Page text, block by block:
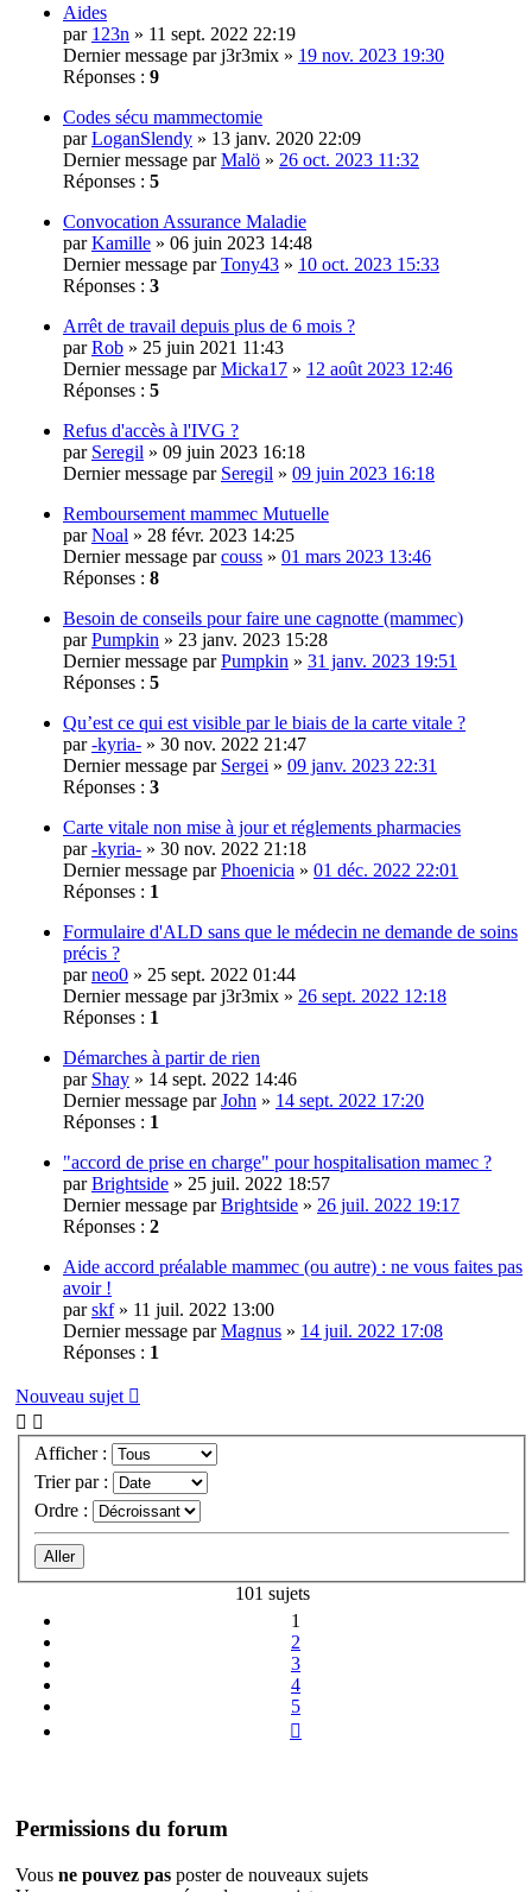
Aides
par 123n » 11 sept. 2022 22:19
Dernier message parj3r3mix » 19 nov. 2023 19:30
Réponses : 9
Codes sécu mammectomie
parLoganSlendy » 13 janv. 2020 22:09
Dernier message parMalö » 26 oct. 2023 11:32
Réponses : 5
Convocation Assurance Maladie
parKamille » 06 juin 2023 14:48
Dernier message parTony43 » 10 oct. 2023 15:33
Réponses : 3
Arrêt de travail depuis plus de 6 mois ?
parRob » 25 juin 2021 11:43
Dernier message parMicka17 » 12 août 2023 12:46
Réponses : 5
Refus d'accès à l'IVG ?
par Seregil » 09 juin 2023 16:18
Dernier message par Seregil » 09 juin 2023 16:18
Remboursement mammec Mutuelle
parNoal » 28 févr. 2023 14:25
Dernier message parcouss » 01 mars 2023 13:46
Réponses : 8
Besoin de conseils pour faire une cagnotte (mammec)
parPumpkin » 23 janv. 2023 15:28
Dernier message parPumpkin » 31 janv. 2023 19:51
Réponses : 5
Qu’est ce qui est visible par le biais de la carte vitale ?
par-kyria- » 30 nov. 2022 21:47
Dernier message par Sergei » 09 janv. 2023 22:31
Réponses : 3
Carte vitale non mise à jour et réglements pharmacies
par-kyria- » 30 nov. 2022 21:18
Dernier message parPhoenicia » 01 déc. 2022 22:01
Réponses : 1
Formulaire d'ALD sans que le médecin ne demande de soins
précis ?
parneo0 » 25 sept. 2022 01:44
Dernier message parj3r3mix » 26 sept. 2022 12:18
Réponses : 1
Démarches à partir de rien
par Shay » 14 sept. 2022 14:46
Dernier message parJohn » 14 sept. 2022 17:20
Réponses : 1
"accord de prise en charge" pour hospitalisation mamec ?
parBrightside » 25 juil. 2022 18:57
Dernier message parBrightside » 26 juil. 2022 19:17
Réponses : 2
Aide accord préalable mammec (ou autre) : ne vous faites pas
avoir !
parskf» 11 juil. 2022 13:00
Dernier message parMagnus » 14 juil. 2022 17:08
Réponses : 1
Nouveau sujet
Afficher :
Trier par :
Ordre :
101 sujets
1
2
3
4
5
Permissions du forum
Vous ne pouvez pas poster de nouveaux sujets